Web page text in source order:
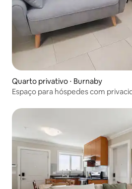
Quarto privativo ⋅ Burnaby
Espaço para hóspedes com